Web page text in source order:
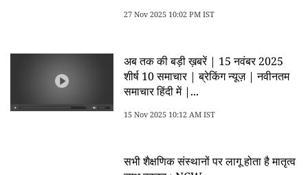
27 Nov 2025 10:02 PM IST
अब तक की बड़ी ख़बरें | 15 नवंबर 2025
शीर्ष 10 समाचार | ब्रेकिंग न्यूज़ | नवीनतम
समाचार हिंदी में |...
15 Nov 2025 10:12 AM IST
सभी शैक्षणिक संस्थानों पर लागू होता है मातृत्व